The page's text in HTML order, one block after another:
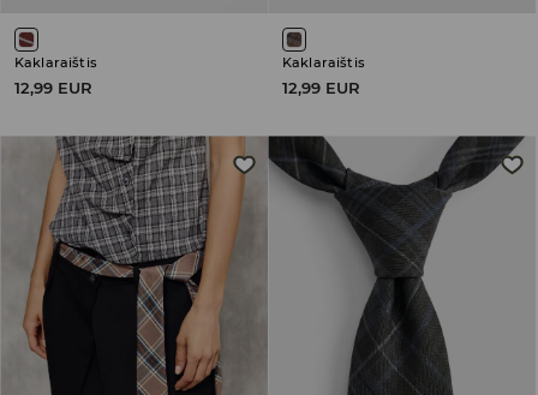
Kaklaraištis
12,99 EUR
Kaklaraištis
12,99 EUR